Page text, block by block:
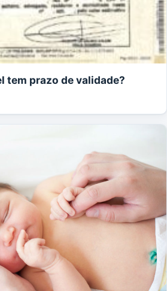
tem prazo de validade?